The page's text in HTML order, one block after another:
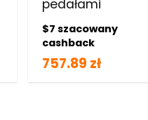
pedałami
$7 szacowany
cashback
757.89 zł